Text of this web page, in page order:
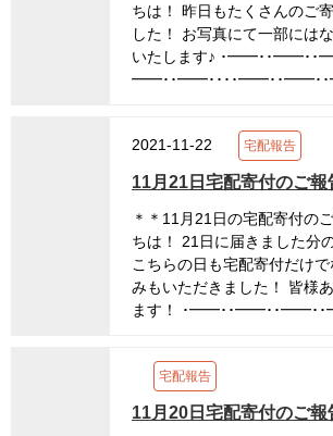
ちは！ 昨日もたくさんのご
した！ お写真にて一部には
いたします♪ ･━━･･━━･･
━━･･━━････━━･･━━･
2021-11-22 宅配報告
11月21日宅配寄付のご報
＊＊11月21日の宅配寄付の
ちは！ 21日に届きました分
こちらの日も宅配寄付だけ
みもいただきました！ 皆様
ます！ ･━━･･━━･･━━･
宅配報告
11月20日宅配寄付のご報